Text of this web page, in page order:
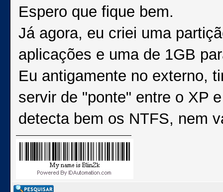
Espero que fique bem.
Já agora, eu criei uma
aplicações e uma de 1GB
Eu antigamente no externo,
servir de "ponte" entre o XP
detecta bem os NTFS, nem